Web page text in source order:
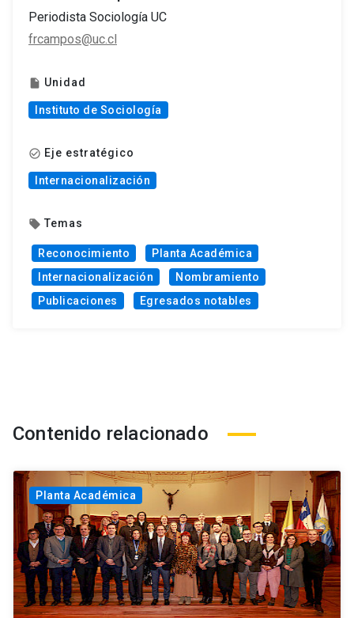
Periodista Sociología UC
frcampos@uc.cl
insert_drive_file Unidad
Instituto de Sociología
check_circle_outline Eje estratégico
Internacionalización
local_offer Temas
Reconocimiento
Planta Académica
Internacionalización
Nombramiento
Publicaciones
Egresados notables
Contenido relacionado
Planta Académica